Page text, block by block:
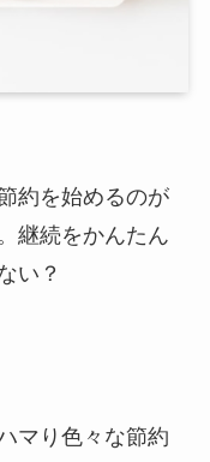
約を始めるのが
継続をかんたん
い？
マり色々な節約